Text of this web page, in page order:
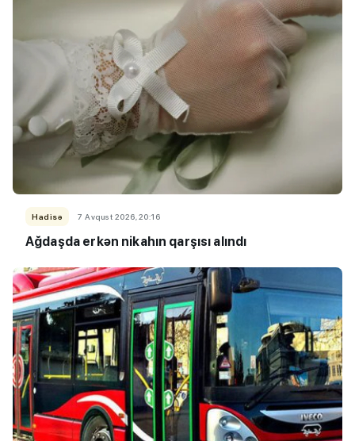
Hadisə 7 Avqust 2026, 20:16
Ağdaşda erkən nikahın qarşısı alındı